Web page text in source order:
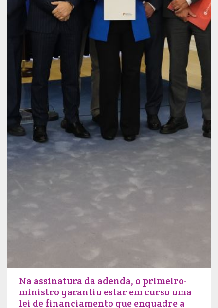
Na assinatura da adenda, o primeiro-
ministro garantiu estar em curso uma
lei de financiamento que enquadre a